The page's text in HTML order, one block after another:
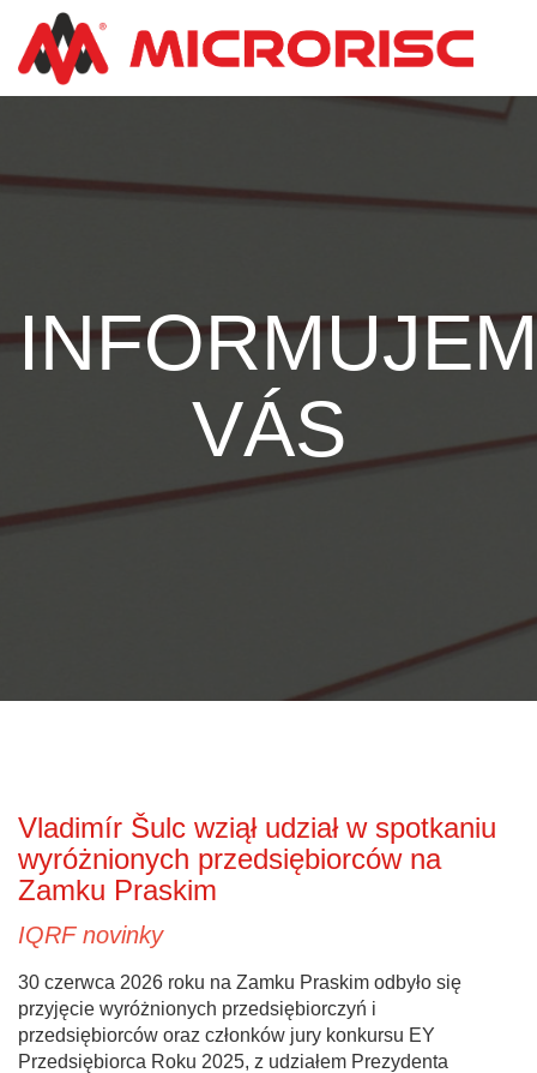
VÁS
Vladimír Šulc wziął udział w spotkaniu
wyróżnionych przedsiębiorców na
Zamku Praskim
IQRF novinky
30 czerwca 2026 roku na Zamku Praskim odbyło się
przyjęcie wyróżnionych przedsiębiorczyń i
przedsiębiorców oraz członków jury konkursu EY
Przedsiębiorca Roku 2025, z udziałem Prezydenta